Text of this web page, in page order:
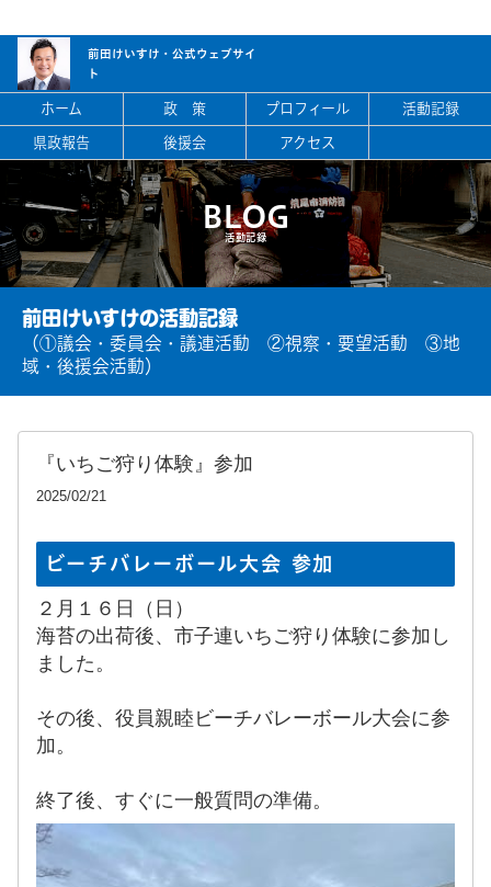
前田けいすけ・ 公式ウェブサイ
ト
ホーム 政 策 プロフィール
活動記録
県政報告
後援会 アクセス
BLOG
活動記録
前田けいすけの活動記録
（①議会・委員会・議連活動 ②視察・要望活動 ③地
域・後援会活動）
『いちご狩り体験』参加
2025/02/21
ビーチバレーボール大会 参加
２月１６日（日）
海苔の出荷後、市子連いちご狩り体験に参加し
ました。
その後、役員親睦ビーチバレーボール大会に参
加。
終了後、すぐに一般質問の準備。